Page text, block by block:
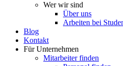
Wer wir sind
Über uns
Arbeiten bei
Blog
Kontakt
Für Unternehmen
Mitarbeiter finden